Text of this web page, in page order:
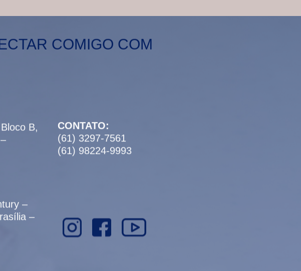
COMIGO COM
B,
–
–
CONTATO:
(61) 3297-7561
(61) 98224-9993